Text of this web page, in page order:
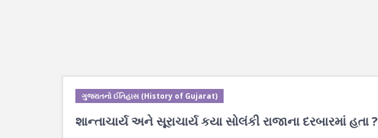
ગુજરાતનો ઈતિહાસ (History of Gujarat)
શાન્તાચાર્ય અને સૂરાચાર્ય કયા સોલંકી રાજાના દરબારમાં હતા ?